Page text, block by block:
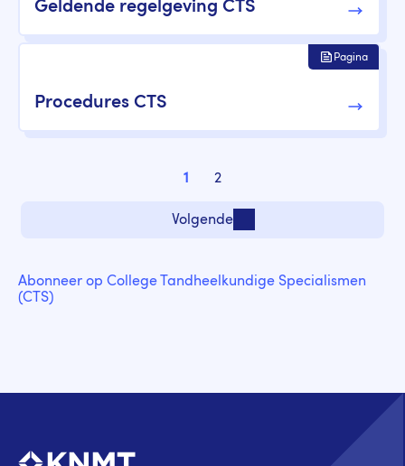
Geldende regelgeving CTS
Procedures CTS
Pagina
1
2
Volgende pagina
Volgende
Abonneer op College Tandheelkundige Specialismen
(CTS)